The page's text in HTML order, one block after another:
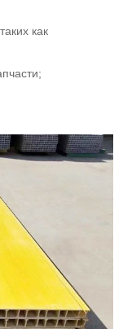
как